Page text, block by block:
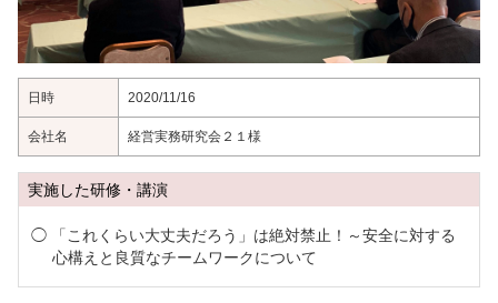
日時 2020/11/16
会社名 経営実務研究会２１様
実施した研修・講演
「これくらい大丈夫だろう」は絶対禁止！～安全に対する
心構えと良質なチームワークについて